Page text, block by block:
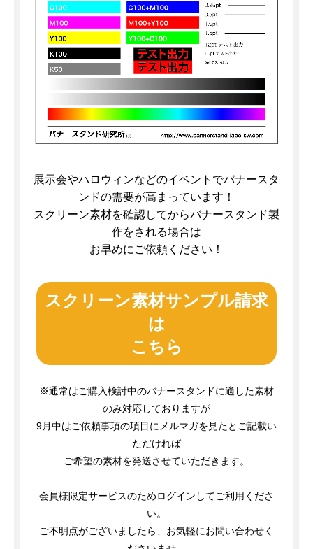
展示会やハロウィンなどのイベントでバナースタ
ンドの需要が高まっています！
スクリーン素材を確認してからバナースタンド製
作をされる場合は
お早めにご依頼ください！
スクリーン素材サンプル請求
は
こちら
※通常はご購入検討中のバナースタンドに適した素材
のみ対応しておりますが
9月中はご依頼事項の項目にメルマガを見たとご記載い
ただければ
ご希望の素材を発送させていただきます。
会員様限定サービスのためログインしてご利用くださ
い。
ご不明点がございましたら、お気軽にお問い合わせく